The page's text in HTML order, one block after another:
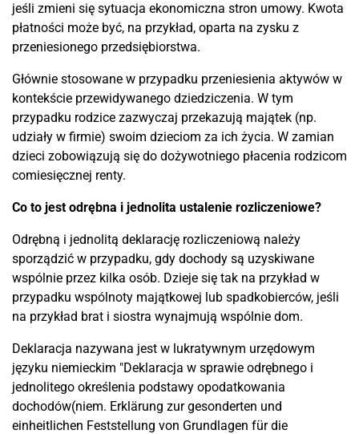
jeśli zmieni się sytuacja ekonomiczna stron umowy. Kwota
płatności może być, na przykład, oparta na zysku z
przeniesionego przedsiębiorstwa.
Głównie stosowane w przypadku przeniesienia aktywów w
kontekście przewidywanego dziedziczenia. W tym
przypadku rodzice zazwyczaj przekazują majątek (np.
udziały w firmie) swoim dzieciom za ich życia. W zamian
dzieci zobowiązują się do dożywotniego płacenia rodzicom
comiesięcznej renty.
Co to jest odrębna i jednolita ustalenie rozliczeniowe?
Odrębną i jednolitą deklarację rozliczeniową należy
sporządzić w przypadku, gdy dochody są uzyskiwane
wspólnie przez kilka osób. Dzieje się tak na przykład w
przypadku wspólnoty majątkowej lub spadkobierców, jeśli
na przykład brat i siostra wynajmują wspólnie dom.
Deklaracja nazywana jest w lukratywnym urzędowym
języku niemieckim "Deklaracja w sprawie odrębnego i
jednolitego określenia podstawy opodatkowania
dochodów(niem. Erklärung zur gesonderten und
einheitlichen Feststellung von Grundlagen für die